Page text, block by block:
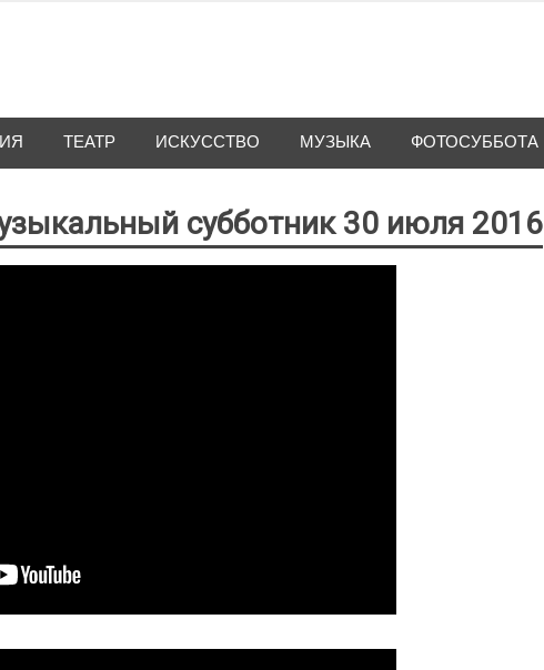
ТЕАТР ИСКУССТВО МУЗЫКА ФОТОСУББОТА
субботник 30 июля 2016